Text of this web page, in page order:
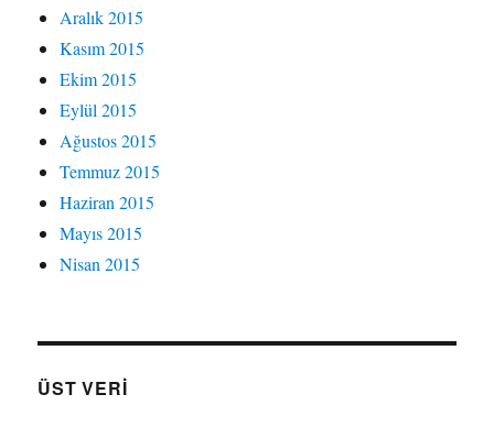
Aralık 2015
Kasım 2015
Ekim 2015
Eylül 2015
Ağustos 2015
Temmuz 2015
Haziran 2015
Mayıs 2015
Nisan 2015
ÜST VERI